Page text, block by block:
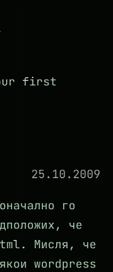
first
25.10.2009
го
че
Мисля, че
wordpress